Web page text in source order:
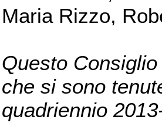
Maria Rizzo,
Questo
che si sono
quadriennio